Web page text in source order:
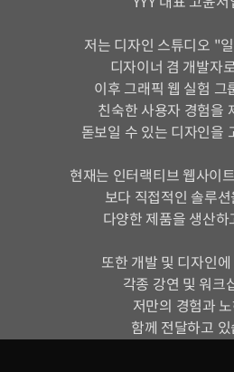
저는 디자인 스튜디오 "
디자이너 겸 개발자
이후 그래픽 웹 실험 그
친숙한 사용자 경험을
돋보일 수 있는 디자인을
현재는 인터랙티브 웹사이
보다 직접적인 솔루
다양한 제품을 생산하
또한 개발 및 디자인
각종 강연 및 워크
저만의 경험과
함께 전달하고 있